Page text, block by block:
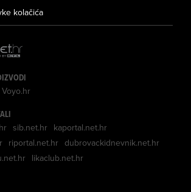
kolačića
Voyo.hr
sib.net.hr kaportal.net.hr
riportal.net.hr dubrovackidnevnik.net.hr
likaclub.net.hr